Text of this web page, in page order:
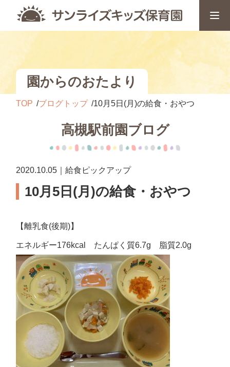
園からのおたより
TOP ブログトップ 10月5日(月)の給食・おやつ
高槻駅前園ブログ
2020.10.05｜給食ピックアップ
10月5日(月)の給食・おやつ
【離乳食(後期)】
エネルギー176kcal たんぱく質6.7g 脂質2.0g